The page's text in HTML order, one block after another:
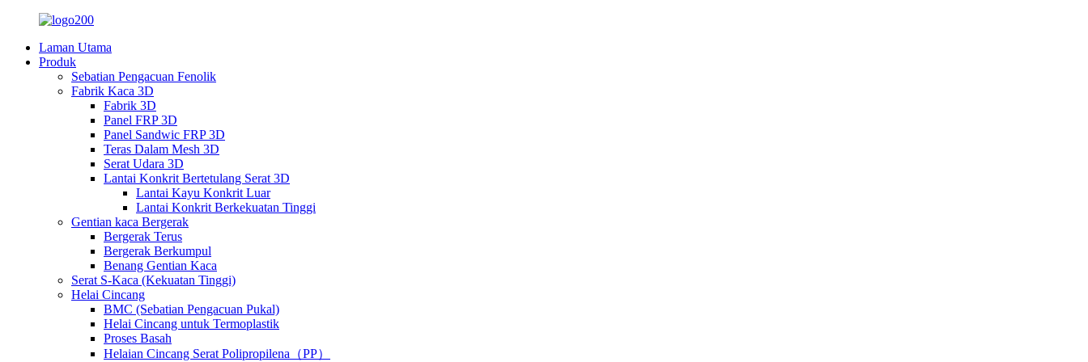
Laman Utama
Produk
Sebatian Pengacuan Fenolik
Fabrik Kaca 3D
Fabrik 3D
Panel FRP 3D
Panel Sandwic FRP 3D
Teras Dalam Mesh 3D
Serat Udara 3D
Lantai Konkrit Bertetulang Serat 3D
Lantai Kayu Konkrit Luar
Lantai Konkrit Berkekuatan Tinggi
Gentian kaca Bergerak
Bergerak Terus
Bergerak Berkumpul
Benang Gentian Kaca
Serat S-Kaca (Kekuatan Tinggi)
Helai Cincang
BMC (Sebatian Pengacuan Pukal)
Helai Cincang untuk Termoplastik
Proses Basah
Helaian Cincang Serat Polipropilena（PP）